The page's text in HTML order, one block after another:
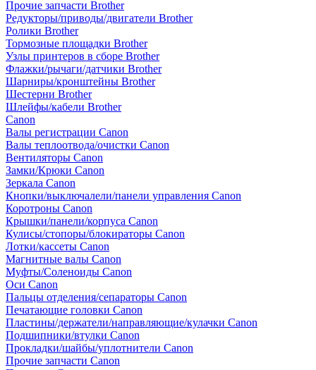
Прочие запчасти Brother
Редукторы/приводы/двигатели Brother
Ролики Brother
Тормозные площадки Brother
Узлы принтеров в сборе Brother
Флажки/рычаги/датчики Brother
Шарниры/кронштейны Brother
Шестерни Brother
Шлейфы/кабели Brother
Canon
Валы регистрации Canon
Валы теплоотвода/очистки Canon
Вентиляторы Canon
Замки/Крюки Canon
Зеркала Canon
Кнопки/выключалели/панели управления Canon
Коротроны Canon
Крышки/панели/корпуса Canon
Кулисы/стопоры/блокираторы Canon
Лотки/кассеты Canon
Магнитные валы Canon
Муфты/Соленоиды Canon
Оси Canon
Пальцы отделения/сепараторы Canon
Печатающие головки Canon
Пластины/держатели/направляющие/кулачки Canon
Подшипники/втулки Canon
Прокладки/шайбы/уплотнители Canon
Прочие запчасти Canon